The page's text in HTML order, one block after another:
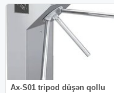
Ax-S01 tripod düşən qollu